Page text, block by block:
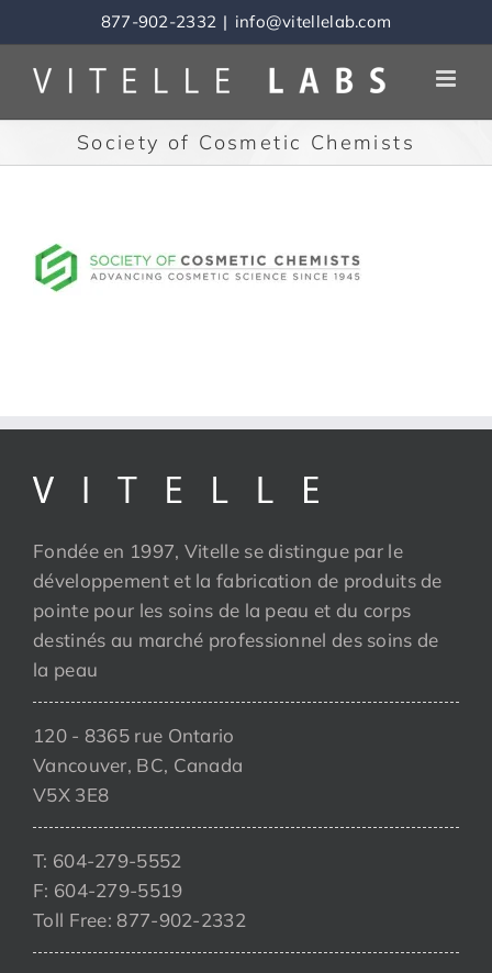
to
content
877-902-2332 | info@vitellelab.com
Society of Cosmetic Chemists
Fondée en 1997, Vitelle se distingue par le
développement et la fabrication de produits de
pointe pour les soins de la peau et du corps
destinés au marché professionnel des soins de
la peau
120 - 8365 rue Ontario
Vancouver, BC, Canada
V5X 3E8
T: 604-279-5552
F: 604-279-5519
Toll Free: 877-902-2332